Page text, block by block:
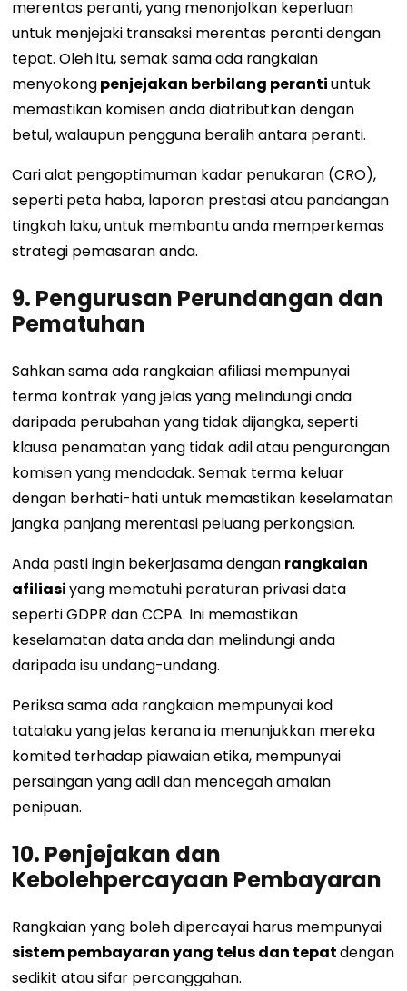
merentas peranti, yang menonjolkan keperluan
untuk menjejaki transaksi merentas peranti dengan
tepat. Oleh itu, semak sama ada rangkaian
menyokongpenjejakan berbilang perantiuntuk
memastikan komisen anda diatributkan dengan
betul, walaupun pengguna beralih antara peranti.
Cari alat pengoptimuman kadar penukaran (CRO),
seperti peta haba, laporan prestasi atau pandangan
tingkah laku, untuk membantu anda memperkemas
strategi pemasaran anda.
9. Pengurusan Perundangan dan
Pematuhan
Sahkan sama ada rangkaian afiliasi mempunyai
terma kontrak yang jelas yang melindungi anda
daripada perubahan yang tidak dijangka, seperti
klausa penamatan yang tidak adil atau pengurangan
komisen yang mendadak. Semak terma keluar
dengan berhati-hati untuk memastikan keselamatan
jangka panjang merentasi peluang perkongsian.
Anda pasti ingin bekerjasama dengan rangkaian
afiliasiyang mematuhi peraturan privasi data
seperti GDPR dan CCPA. Ini memastikan
keselamatan data anda dan melindungi anda
daripada isu undang-undang.
Periksa sama ada rangkaian mempunyai kod
tatalaku yang jelas kerana ia menunjukkan mereka
komited terhadap piawaian etika, mempunyai
persaingan yang adil dan mencegah amalan
penipuan.
10. Penjejakan dan
Kebolehpercayaan Pembayaran
Rangkaian yang boleh dipercayai harus mempunyai
sistem pembayaran yang telus dan tepatdengan
sedikit atau sifar percanggahan.